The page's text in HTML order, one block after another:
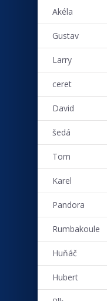
Akéla
Gustav
Larry
ceret
David
šedá
Tom
Karel
Pandora
Rumbakoule
Huňáč
Hubert